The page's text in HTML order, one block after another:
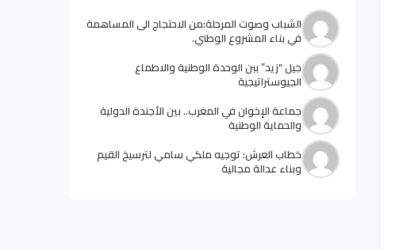
الشباب وصوت المرحلة:من الاحتجاج الى المساهمة
في بناء المشروع الوطني.
جيل “زيد” ببن الوحدة الوطنية والاطماع
الجيوستراتيجية
جماعة الإخوان في المغرب.. بين الأجندة الدولية
والحماية الوطنية
خطاب العرش: توجيه ملكي سامي لترسيخ القيم
وبناء عدالة مجالية